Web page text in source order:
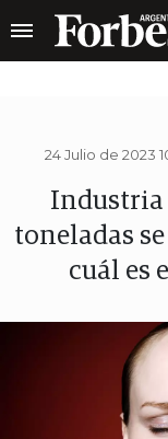
24 Julio de 2023
Industria
toneladas
cuál es